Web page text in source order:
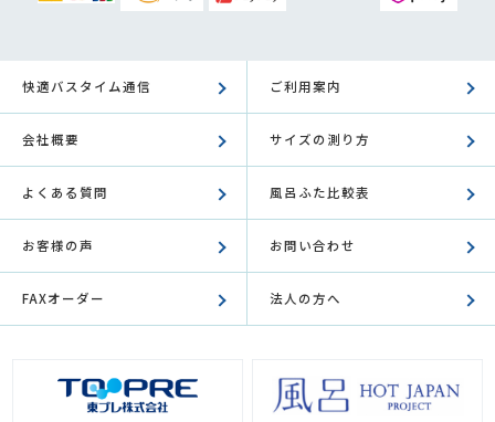
快適バスタイム通信 ご利用案内
会社概要 サイズの測り方
よくある質問 風呂ふた比較表
お客様の声 お問い合わせ
FAXオーダー 法人の方へ